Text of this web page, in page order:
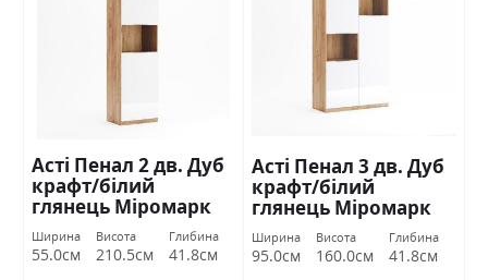
Асті Пенал 2 дв. Дуб
крафт/білий
глянець Міромарк
Ширина
55.0см
Висота
210.5см
Глибина
41.8см
Асті Пенал 3 дв. Дуб
крафт/білий
глянець Міромарк
Ширина
95.0см
Висота
160.0см
Глибина
41.8см